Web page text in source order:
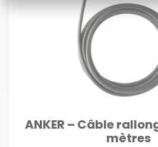
ANKER – Câble
mètres